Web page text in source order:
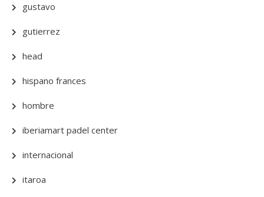
gustavo
gutierrez
head
hispano frances
hombre
iberiamart padel center
internacional
itaroa